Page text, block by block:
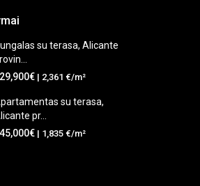
su terasa, Alicante
| 2,361 €/m²
su terasa,
pr...
| 1,835 €/m²